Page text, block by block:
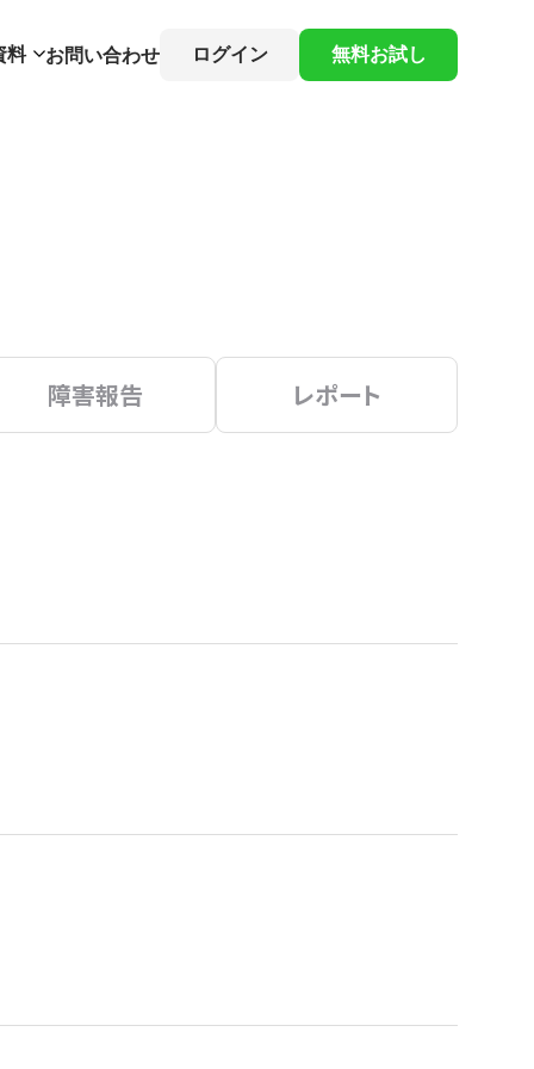
料 お問い合わせ ログイン 無料お試し
障害報告 レポート